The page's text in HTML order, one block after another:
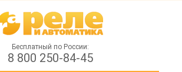
Бесплатный по России:
8 800 250-84-45